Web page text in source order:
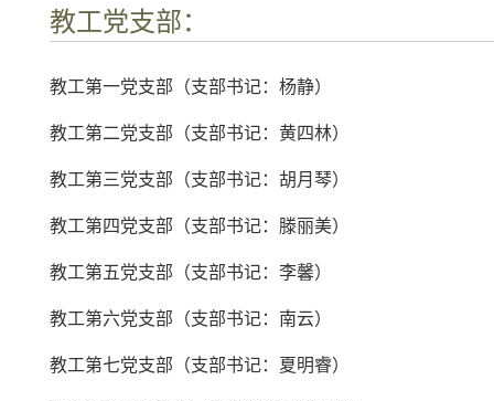
教工党支部：
教工第一党支部（支部书记：杨静）
教工第二党支部（支部书记：黄四林）
教工第三党支部（支部书记：胡月琴）
教工第四党支部（支部书记：滕丽美）
教工第五党支部（支部书记：李馨）
教工第六党支部（支部书记：南云）
教工第七党支部（支部书记：夏明睿）